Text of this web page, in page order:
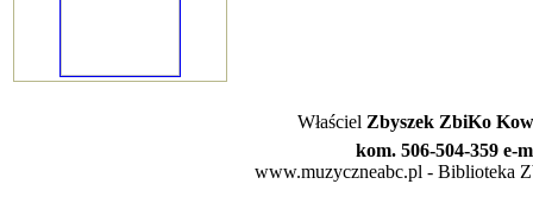
Właściel Zbyszek ZbiKo
kom. 506-504-359 e-
www.muzyczneabc.pl - Biblioteka